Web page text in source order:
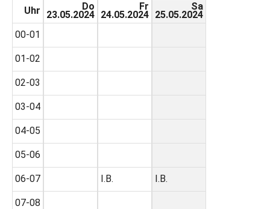
Uhr
00-01
01-02
02-03
03-04
04-05
05-06
06-07
07-08
Do
23.05.2024
Fr
24.05.2024
I.B.
Sa
25.05.2024
I.B.